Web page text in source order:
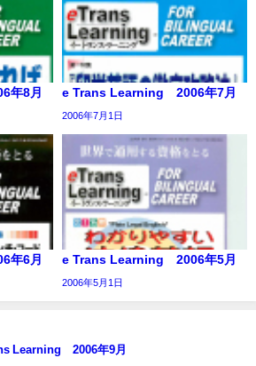
年8月 e Trans Learning 2006年7月
2006年7月1日
年6月 e Trans Learning 2006年5月
2006年5月1日
Learning 2006年9月